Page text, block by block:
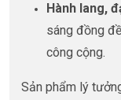
Hành lang,
sáng đồng
công cộng.
Sản phẩm lý